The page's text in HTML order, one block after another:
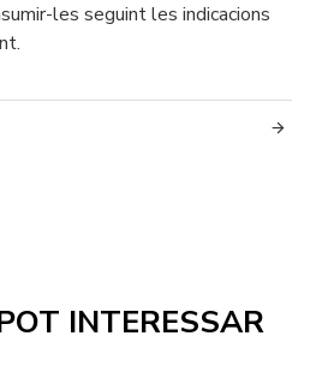
INTERESSAR
les seguint les indicacions